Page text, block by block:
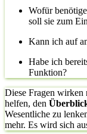
Wofür
soll sie zum
Kann ich auf
Habe ich
Funktion?
Diese Fragen wirken
helfen, den
Wesentliche zu
mehr. Es wird sich